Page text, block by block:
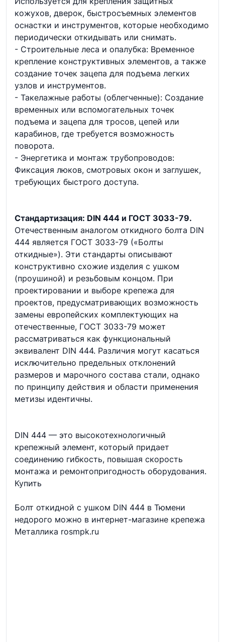
кожухов, дверок, быстросъемных элементов
оснастки и инструментов, которые необходимо
периодически откидывать или снимать.
- Строительные леса и опалубка: Временное
крепление конструктивных элементов, а также
создание точек зацепа для подъема легких
узлов и инструментов.
- Такелажные работы (облегченные): Создание
временных или вспомогательных точек
подъема и зацепа для тросов, цепей или
карабинов, где требуется возможность
поворота.
- Энергетика и монтаж трубопроводов:
Фиксация люков, смотровых окон и заглушек,
требующих быстрого доступа.
Стандартизация: DIN 444 и ГОСТ 3033-79.
Отечественным аналогом откидного болта DIN
444 является ГОСТ 3033-79 («Болты
откидные»). Эти стандарты описывают
конструктивно схожие изделия с ушком
(проушиной) и резьбовым концом. При
проектировании и выборе крепежа для
проектов, предусматривающих возможность
замены европейских комплектующих на
отечественные, ГОСТ 3033-79 может
рассматриваться как функциональный
эквивалент DIN 444. Различия могут касаться
исключительно предельных отклонений
размеров и марочного состава стали, однако
по принципу действия и области применения
метизы идентичны.
DIN 444 — это высокотехнологичный
крепежный элемент, который придает
соединению гибкость, повышая скорость
монтажа и ремонтопригодность оборудования.
Купить
Болт откидной с ушком DIN 444 в Тюмени
недорого можно в интернет-магазине крепежа
Металлика rosmpk.ru